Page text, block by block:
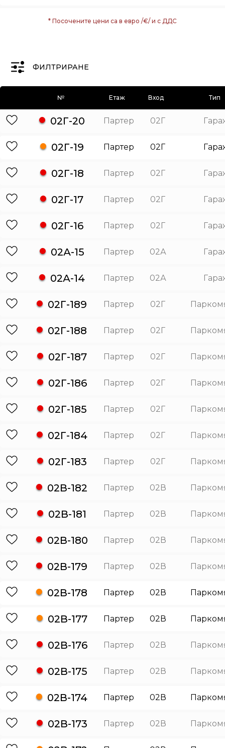
* Посочените цени са в евро /€/ и с ДДС
ФИЛТРИРАНЕ
№ Етаж Вход Тип
02Г-20 Партер 02Г
02Г-19 Партер 02Г
02Г-18 Партер 02Г
02Г-17 Партер 02Г
02Г-16 Партер 02Г
02А-15 Партер 02А
02А-14 Партер 02А
02Г-189 Партер 02Г
02Г-188 Партер 02Г
02Г-187 Партер 02Г
02Г-186 Партер 02Г
02Г-185 Партер 02Г
02Г-184 Партер 02Г
02Г-183 Партер 02Г
02В-182 Партер 02В
02В-181 Партер 02В
02В-180 Партер 02В
02В-179 Партер 02В
02В-178 Партер 02В
02В-177 Партер 02В
02В-176 Партер 02В
02В-175 Партер 02В
02В-174 Партер 02В
02В-173 Партер 02В